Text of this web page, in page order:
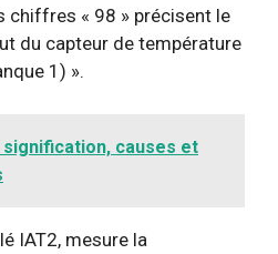
chiffres « 98 » précisent le
du capteur de température
1) ».
signification, causes et
IAT2, mesure la